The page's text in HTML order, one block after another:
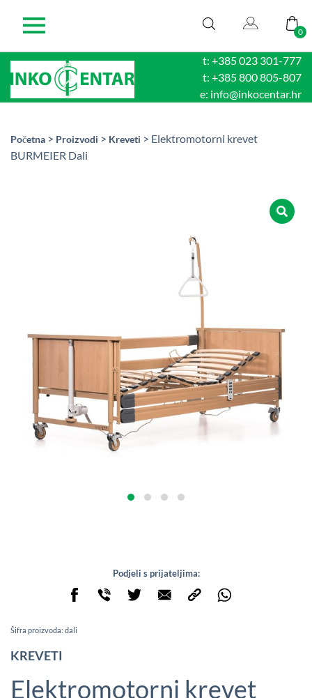
0
t: +385 023 301-777
t: +385 800 805-807
e: info@inkocentar.hr
Početna > Proizvodi > Kreveti > Elektromotorni krevet
BURMEIER Dali
Podjeli s prijateljima:
Šifra proizvoda: dali
KREVETI
Elektromotorni krevet